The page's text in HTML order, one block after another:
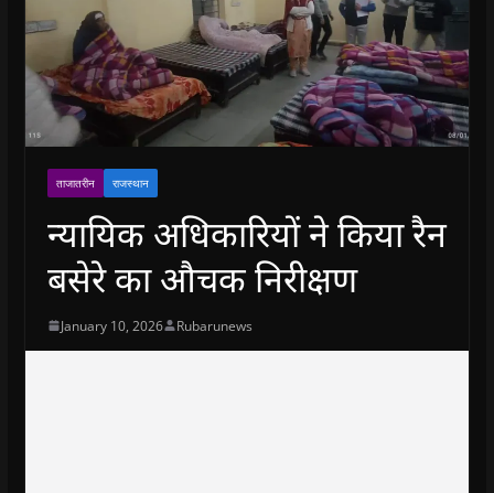
ताजातरीन राजस्थान
न्यायिक अधिकारियों ने किया रैन
बसेरे का औचक निरीक्षण
January 10, 2026 Rubarunews